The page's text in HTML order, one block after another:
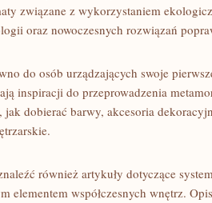
związane z wykorzystaniem
oraz nowoczesnych rozwiązań
do osób urządzających swoje
inspiracji do przeprowadzenia
jak dobierać barwy, akcesoria
również artykuły dotyczące
elementem współczesnych wnętrz.